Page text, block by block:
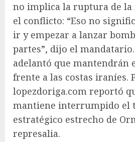
no implica la ruptura de
el conflicto: “Eso no
ir y empezar a lanzar
partes”, dijo el
adelantó que mantendrán
frente a las costas iraníes.
lopezdoriga.com reportó
mantiene interrumpido el
estratégico estrecho de
represalia.